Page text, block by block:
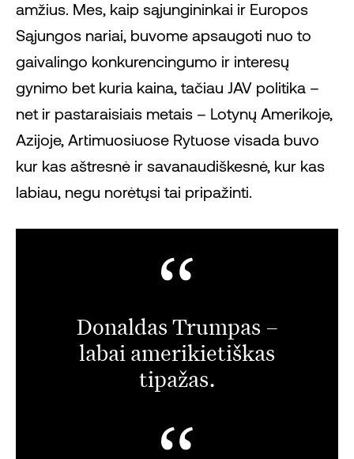
amžius. Mes, kaip sąjungininkai ir Europos
Sąjungos nariai, buvome apsaugoti nuo to
gaivalingo konkurencingumo ir interesų
gynimo bet kuria kaina, tačiau JAV politika –
net ir pastaraisiais metais – Lotynų Amerikoje,
Azijoje, Artimuosiuose Rytuose visada buvo
kur kas aštresnė ir savanaudiškesnė, kur kas
labiau, negu norėtųsi tai pripažinti.
Donaldas Trumpas –
labai amerikietiškas
tipažas.